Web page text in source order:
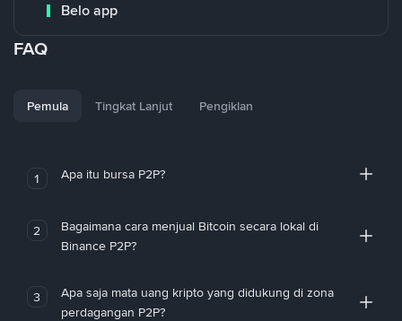
Belo app
FAQ
Pemula Tingkat Lanjut Pengiklan
1 Apa itu bursa P2P?
2
Bagaimana cara menjual Bitcoin secara lokal di
Binance P2P?
3
Apa saja mata uang kripto yang didukung di zona
perdagangan P2P?